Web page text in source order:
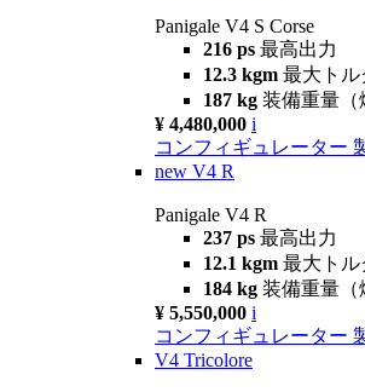
Panigale V4 S Corse
216 ps 最高出力
12.3 kgm 最大トル
187 kg 装備重量（
¥ 4,480,000 i
コンフィギュレーター
new V4 R
Panigale V4 R
237 ps 最高出力
12.1 kgm 最大トル
184 kg 装備重量（
¥ 5,550,000 i
コンフィギュレーター
V4 Tricolore